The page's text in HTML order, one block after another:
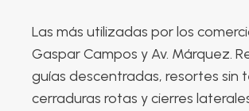
Las más utilizadas por los
Gaspar Campos y Av. Márquez.
guías descentradas, resortes sin
cerraduras rotas y cierres